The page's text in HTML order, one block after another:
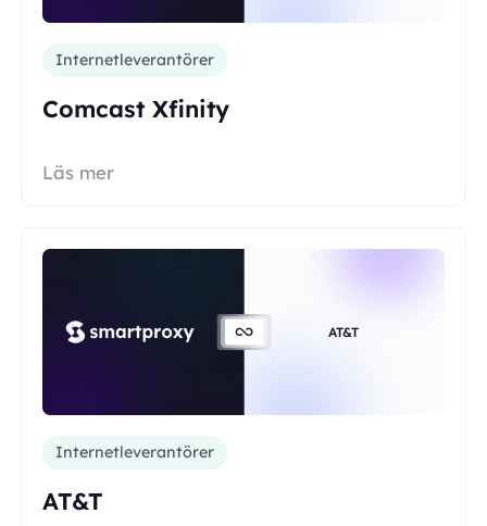
Internetleverantörer
Comcast Xfinity
Läs mer
AT&T
Internetleverantörer
AT&T